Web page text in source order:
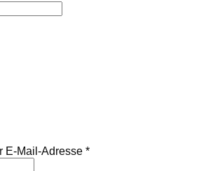
E-Mail-Adresse *